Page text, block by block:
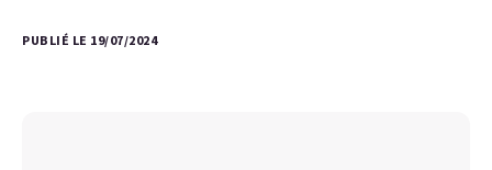
PUBLIÉ LE 19/07/2024